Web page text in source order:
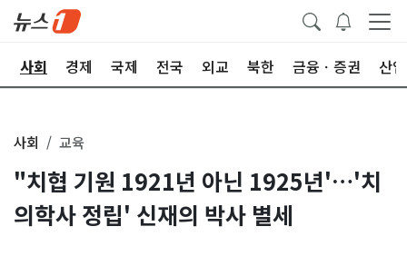
사회 경제 국제 전국 외교 북한 금융ㆍ증권 산업
사회 교육
"치협 기원 1921년 아닌 1925년'…'치
의학사 정립' 신재의 박사 별세